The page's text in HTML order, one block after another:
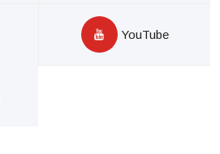
YouTube